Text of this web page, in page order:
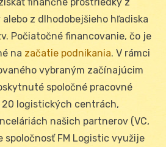
z dlhodobejšieho hľadiska
Počiatočné financovanie, čo je
na začatie podnikania. V rámci
vybraným začínajúcim
spoločné pracovné
logistických centrách,
našich partnerov (VC,
spoločnosť FM Logistic využije